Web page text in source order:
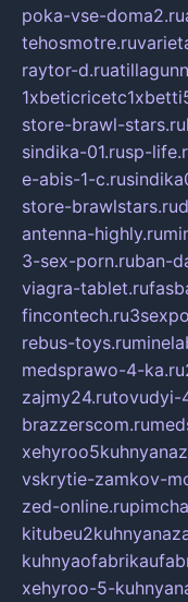
poka-vse-doma2.ru
tehosmotre.ru
raytor-d.ru
store-brawl-stars.ru
sindika-01.rusp-
e-abis-1-c.ru
store-brawlstars.ru
antenna-highly.ru
3-sex-porn.ruban-
viagra-tablet.ru
fincontech.ru
rebus-toys.ru
medsprawo-4-ka.ru
zajmy24.rutovudyi-
brazzerscom.ru
vskrytie-zamkov-
zed-online.ru
xehyroo-5-